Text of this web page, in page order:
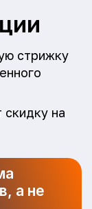
стрижку
на
а не